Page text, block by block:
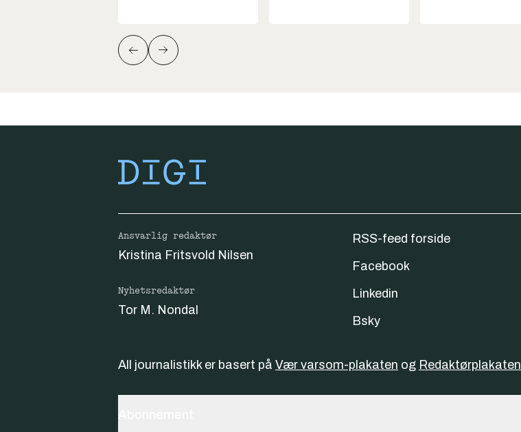
Ansvarlig redaktør
Kristina Fritsvold Nilsen
Nyhetsredaktør
Tor M. Nondal
RSS-feed forside
Facebook
Linkedin
Bsky
All journalistikk er basert på Vær varsom-plakaten og Redaktørplakaten